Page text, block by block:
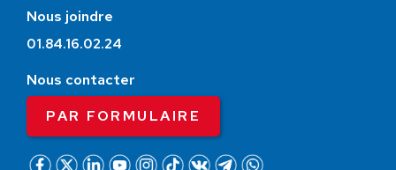
Nous joindre
01.84.16.02.24
Nous contacter
PAR FORMULAIRE